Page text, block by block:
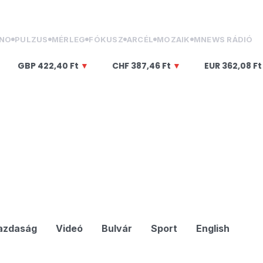
PULZUS MÉRLEG FÓKUSZ ARCÉL MOZAIK MNEWS RÁDIÓ
422,40 Ft▼ 387,46 Ft▼ 362,08 Ft▼
Videó Bulvár Sport English